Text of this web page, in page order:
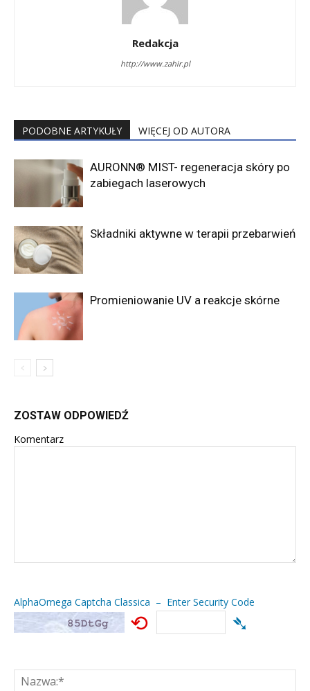
Redakcja
http://www.zahir.pl
PODOBNE ARTYKUŁY WIĘCEJ OD AUTORA
AURONN® MIST- regeneracja skóry po
zabiegach laserowych
Składniki aktywne w terapii przebarwień
Promieniowanie UV a reakcje skórne
ZOSTAW ODPOWIEDŹ
Komentarz
AlphaOmega Captcha Classica – Enter Security Code
⟲ ➴